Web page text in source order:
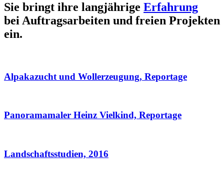
Sie bringt ihre langjährige Erfahrung
bei Auftragsarbeiten und freien Projekten
ein.
Alpakazucht und Wollerzeugung, Reportage
Panoramamaler Heinz Vielkind, Reportage
Landschaftsstudien, 2016